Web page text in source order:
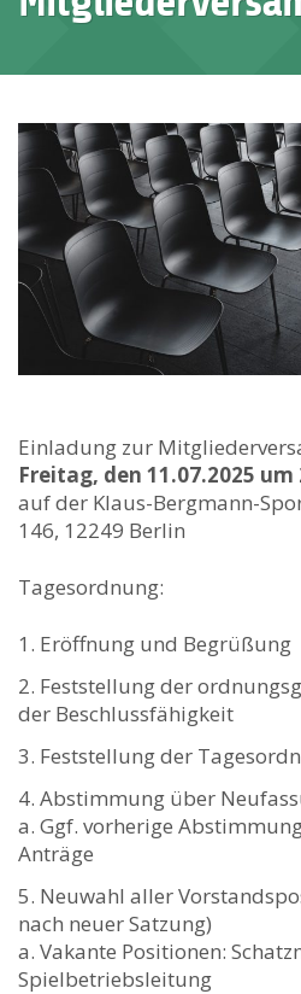
Einladung zur
Freitag, den 11.07.2025 um
auf der Klaus-Bergmann-
146, 12249 Berlin
Tagesordnung:
Eröffnung und Begrüßung
Feststellung der
der Beschlussfähigkeit
Feststellung der
Abstimmung über
a. Ggf. vorherige
Anträge
Neuwahl aller
nach neuer Satzung)
a. Vakante Positionen:
Spielbetriebsleitung